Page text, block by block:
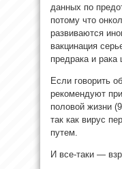
данных по
потому что
развиваются
вакцинация
предрака и рака
Если говорить
рекомендуют
половой жизни
так как вирус
путем.
И все-таки —